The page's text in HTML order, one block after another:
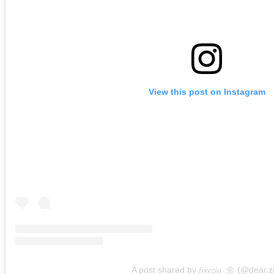
View this post on Instagram
A post shared by 𝑓𝑟𝑒𝑒𝑧𝑖𝑎 .🌼